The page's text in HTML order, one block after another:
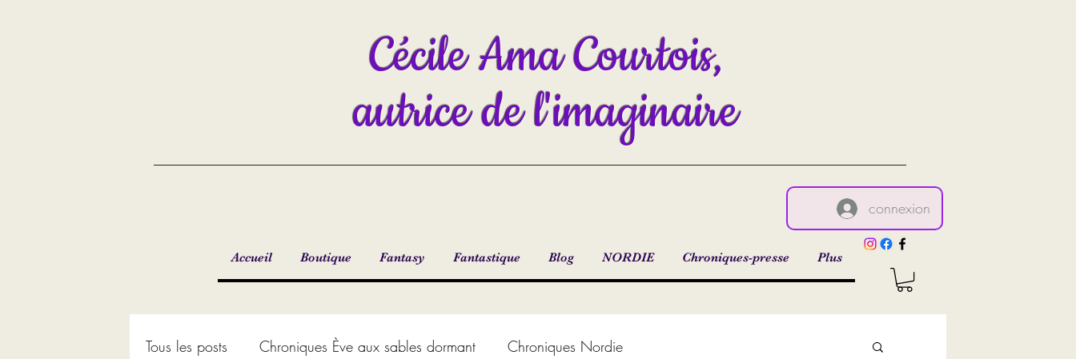
Cécile Ama Courtois,
autrice de l'imaginaire
connexion
Accueil Boutique Fantasy Fantastique Blog NORDIE Chroniques-presse Plus
Tous les posts Chroniques Ève aux sables dormant Chroniques Nordie